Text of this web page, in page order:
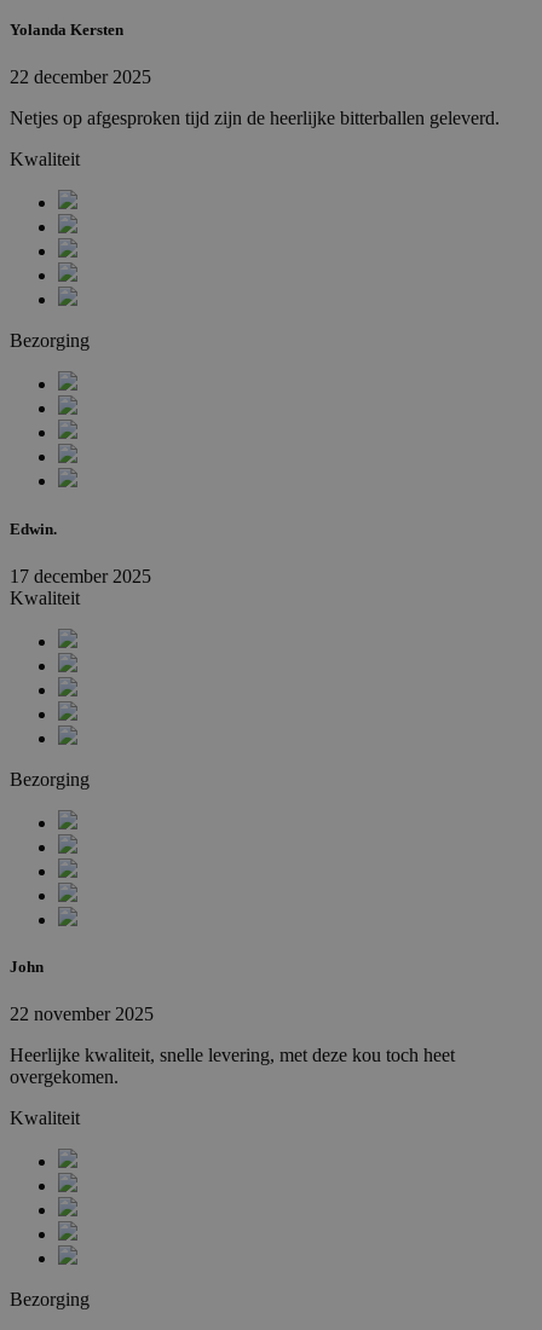
Yolanda Kersten
22 december 2025
Netjes op afgesproken tijd zijn de heerlijke bitterballen geleverd.
Kwaliteit
Bezorging
Edwin.
17 december 2025
Kwaliteit
Bezorging
John
22 november 2025
Heerlijke kwaliteit, snelle levering, met deze kou toch heet
overgekomen.
Kwaliteit
Bezorging